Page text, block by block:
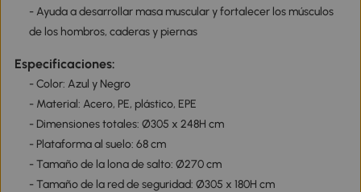
- Ayuda a desarrollar masa muscular y fortalecer los músculos
de los hombros, caderas y piernas
Especificaciones:
- Color: Azul y Negro
- Material: Acero, PE, plástico, EPE
- Dimensiones totales: Ø305 x 248H cm
- Plataforma al suelo: 68 cm
- Tamaño de la lona de salto: Ø270 cm
- Tamaño de la red de seguridad: Ø305 x 180H cm